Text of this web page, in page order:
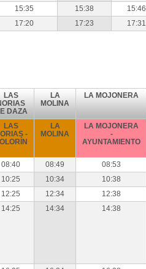
15:35 15:38 15:46
17:20 17:23 17:31
LAS
DAZA
LA
MOLINA
LA MOJONERA
LAS
-
LA
MOLINA
LA MOJONERA
-
AYUNTAMIENTO
08:40 08:49 08:53
10:25 10:34 10:38
12:25 12:34 12:38
14:25 14:34 14:38